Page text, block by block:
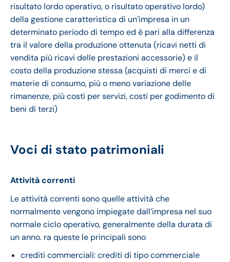
risultato lordo operativo, o risultato operativo lordo)
della gestione caratteristica di un’impresa in un
determinato periodo di tempo ed è pari alla differenza
tra il valore della produzione ottenuta (ricavi netti di
vendita più ricavi delle prestazioni accessorie) e il
costo della produzione stessa (acquisti di merci e di
materie di consumo, più o meno variazione delle
rimanenze, più costi per servizi, costi per godimento di
beni di terzi)
Voci di stato patrimoniali
Attività correnti
Le attività correnti sono quelle attività che
normalmente vengono impiegate dall’impresa nel suo
normale ciclo operativo, generalmente della durata di
un anno. ra queste le principali sono
crediti commerciali: crediti di tipo commerciale